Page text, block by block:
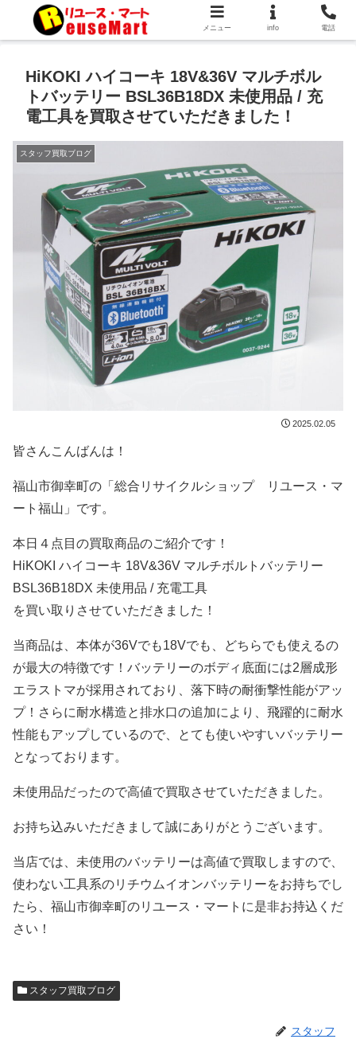
HiKOKI ハイコーキ 18V&36V マルチボル
トバッテリー BSL36B18DX 未使用品 / 充
電工具を買取させていただきました！
スタッフ買取ブログ
2025.02.05
皆さんこんばんは！
福山市御幸町の「総合リサイクルショップ リユース・マ
ート福山」です。
本日４点目の買取商品のご紹介です！
HiKOKI ハイコーキ 18V&36V マルチボルトバッテリー
BSL36B18DX 未使用品 / 充電工具
を買い取りさせていただきました！
当商品は、本体が36Vでも18Vでも、どちらでも使えるの
が最大の特徴です！バッテリーのボディ底面には2層成形
エラストマが採用されており、落下時の耐衝撃性能がアッ
プ！さらに耐水構造と排水口の追加により、飛躍的に耐水
性能もアップしているので、とても使いやすいバッテリー
となっております。
未使用品だったので高値で買取させていただきました。
お持ち込みいただきまして誠にありがとうございます。
当店では、未使用のバッテリーは高値で買取しますので、
使わない工具系のリチウムイオンバッテリーをお持ちでし
たら、福山市御幸町のリユース・マートに是非お持込くだ
さい！
スタッフ買取ブログ
スタッフ
メニュー info 電話